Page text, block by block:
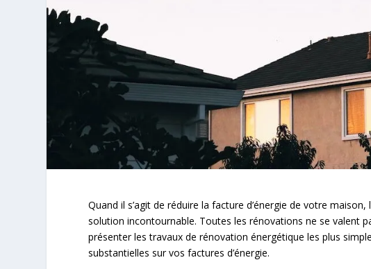
Quand il s’agit de réduire la facture d’énergie de votre
solution incontournable. Toutes les rénovations ne se valent
présenter les travaux de rénovation énergétique les plus
substantielles sur vos factures d’énergie.